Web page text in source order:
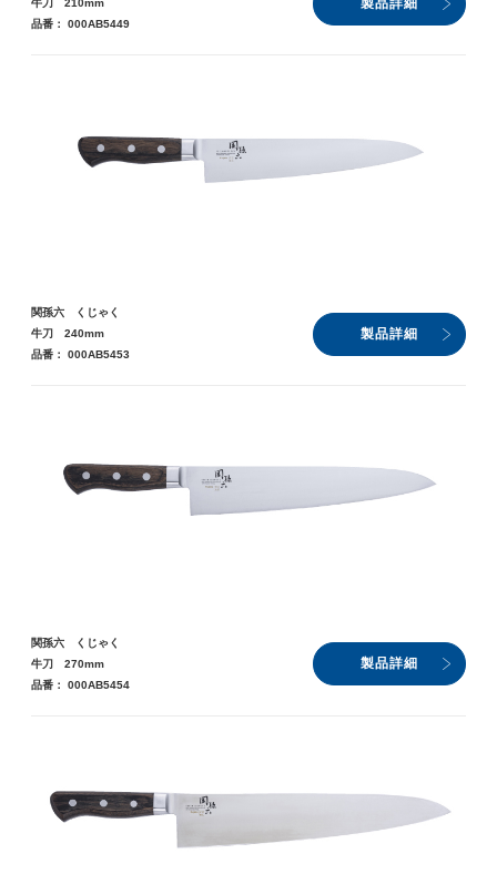
牛刀 210mm
品番： 000AB5449
関孫六 くじゃく
牛刀 240mm
品番： 000AB5453
製品詳細
関孫六 くじゃく
牛刀 270mm
品番： 000AB5454
製品詳細